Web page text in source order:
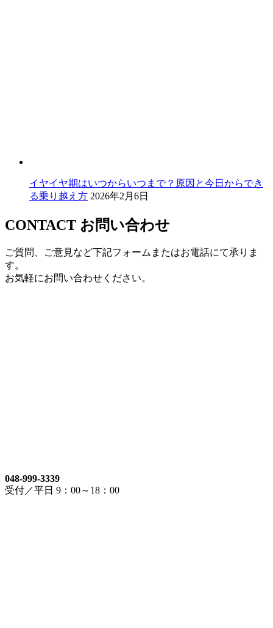
イヤイヤ期はいつからいつまで？原因と今日からでき
る乗り越え方 2026年2月6日
CONTACT お問い合わせ
ご質問、ご意見など下記フォームまたはお電話にて承りま
す。
お気軽にお問い合わせください。
048-999-3339
受付／平日 9：00～18：00